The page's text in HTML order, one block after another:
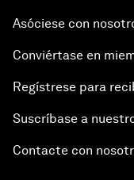
Asóciese con
Conviértase en
Regístrese para
Suscríbase a
Contacte con